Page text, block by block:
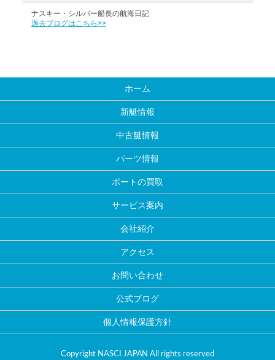
ナスキー・シルバー船長の航海日記
過去ブログはこちら>>
ホーム
新艇情報
中古艇情報
パーツ情報
ボートの買取
サービス案内
会社紹介
アクセス
お問い合わせ
公式ブログ
個人情報保護方針
Copyright NASCI JAPAN All rights reserved